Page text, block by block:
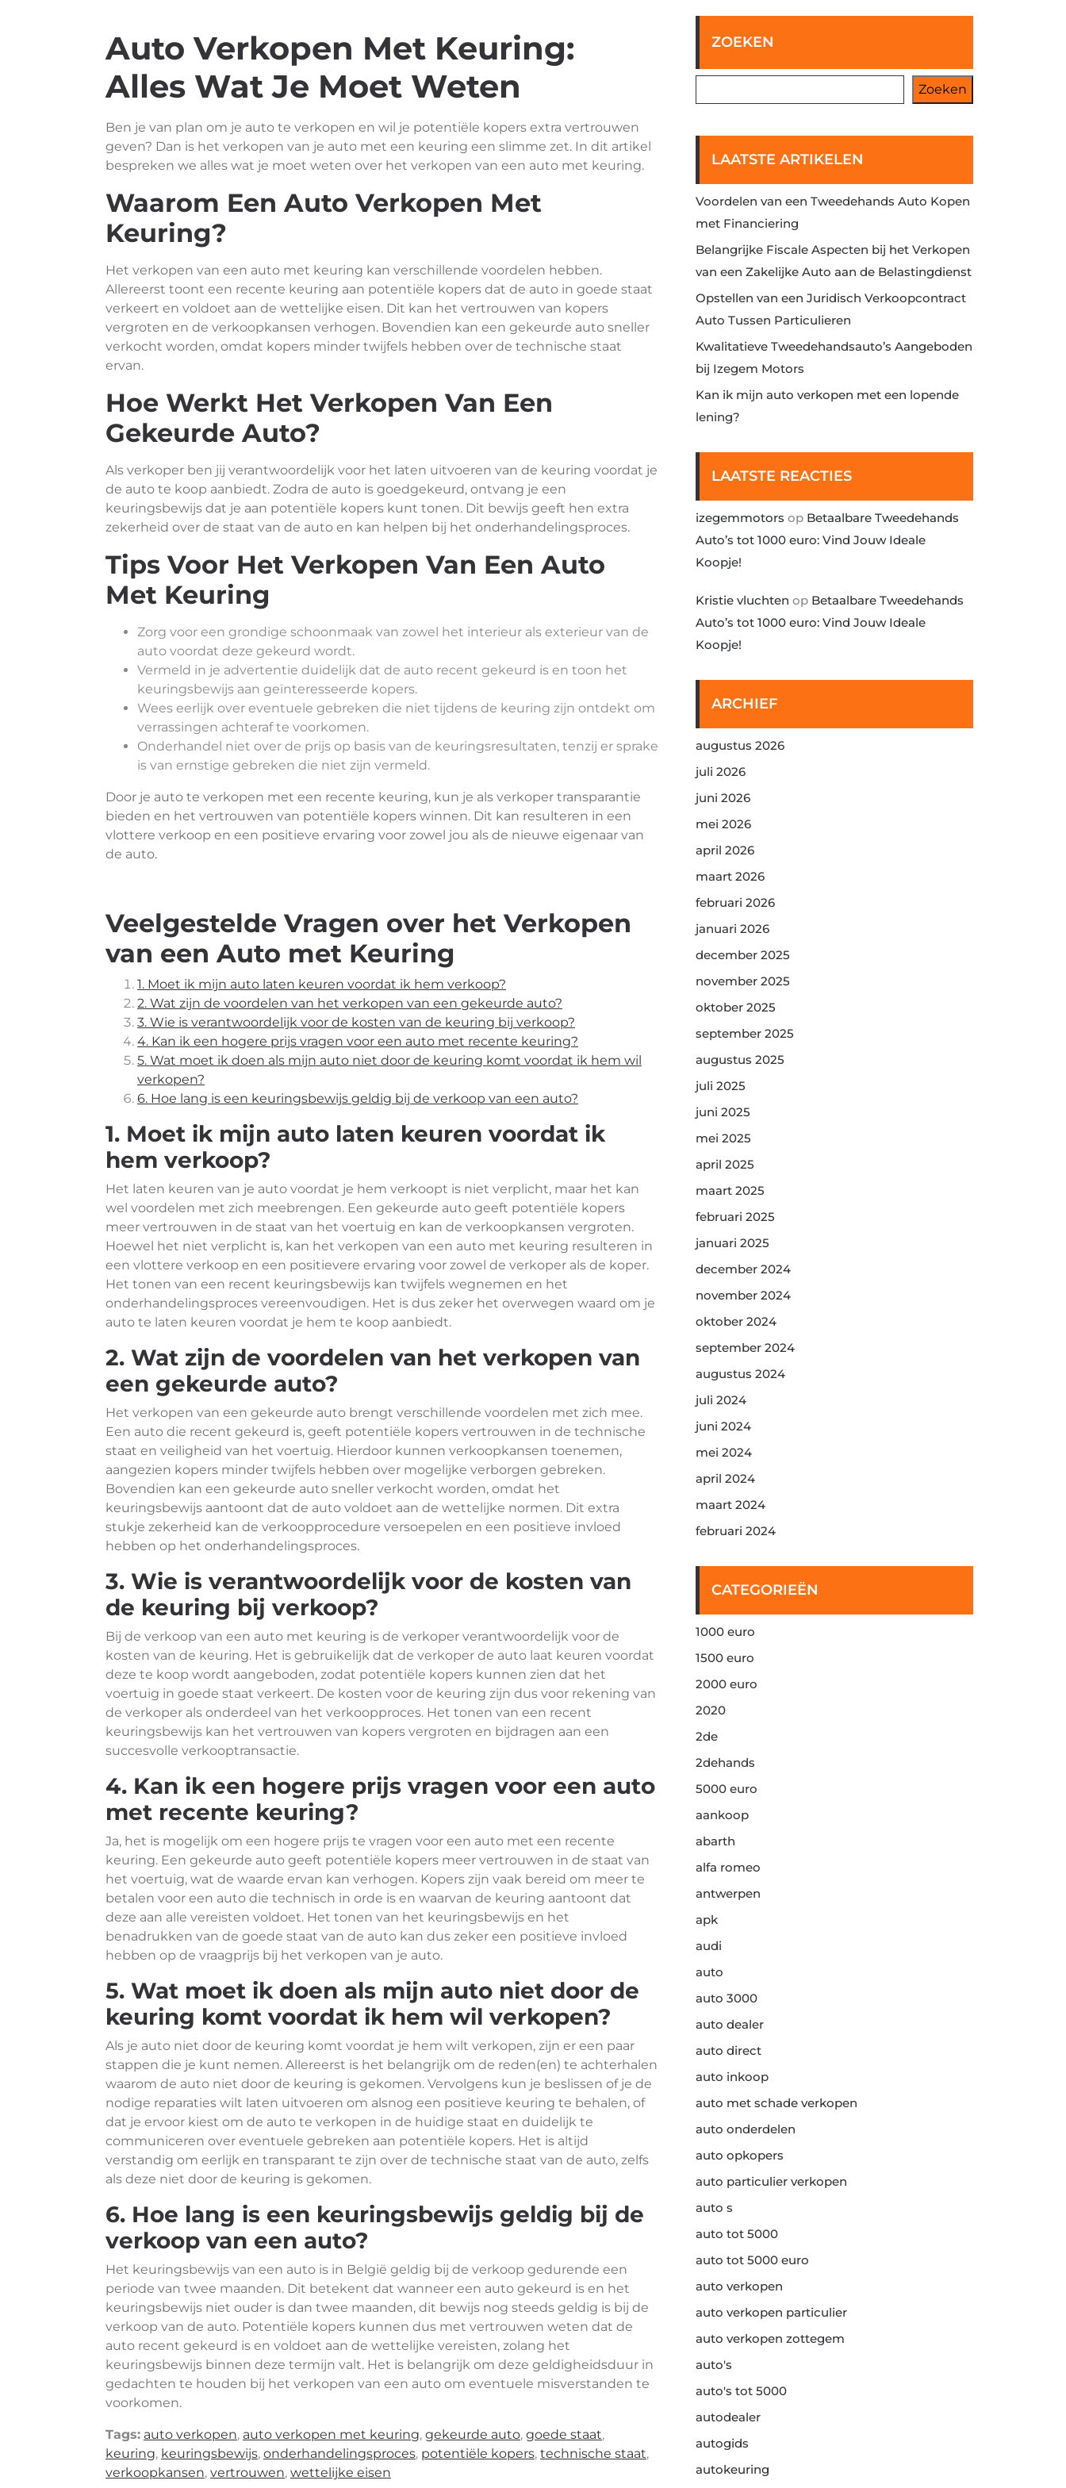
Auto Verkopen Met Keuring:
Alles Wat Je Moet Weten
Ben je van plan om je auto te verkopen en wil je potentiële kopers extra vertrouwen
geven? Dan is het verkopen van je auto met een keuring een slimme zet. In dit artikel
bespreken we alles wat je moet weten over het verkopen van een auto met keuring.
Waarom Een Auto Verkopen Met
Keuring?
Het verkopen van een auto met keuring kan verschillende voordelen hebben.
Allereerst toont een recente keuring aan potentiële kopers dat de auto in goede staat
verkeert en voldoet aan de wettelijke eisen. Dit kan het vertrouwen van kopers
vergroten en de verkoopkansen verhogen. Bovendien kan een gekeurde auto sneller
verkocht worden, omdat kopers minder twijfels hebben over de technische staat
ervan.
Hoe Werkt Het Verkopen Van Een
Gekeurde Auto?
Als verkoper ben jij verantwoordelijk voor het laten uitvoeren van de keuring voordat je
de auto te koop aanbiedt. Zodra de auto is goedgekeurd, ontvang je een
keuringsbewijs dat je aan potentiële kopers kunt tonen. Dit bewijs geeft hen extra
zekerheid over de staat van de auto en kan helpen bij het onderhandelingsproces.
Tips Voor Het Verkopen Van Een Auto
Met Keuring
Zorg voor een grondige schoonmaak van zowel het interieur als exterieur van de
auto voordat deze gekeurd wordt.
Vermeld in je advertentie duidelijk dat de auto recent gekeurd is en toon het
keuringsbewijs aan geïnteresseerde kopers.
Wees eerlijk over eventuele gebreken die niet tijdens de keuring zijn ontdekt om
verrassingen achteraf te voorkomen.
Onderhandel niet over de prijs op basis van de keuringsresultaten, tenzij er sprake
is van ernstige gebreken die niet zijn vermeld.
Door je auto te verkopen met een recente keuring, kun je als verkoper transparantie
bieden en het vertrouwen van potentiële kopers winnen. Dit kan resulteren in een
vlottere verkoop en een positieve ervaring voor zowel jou als de nieuwe eigenaar van
de auto.
Veelgestelde Vragen over het Verkopen
van een Auto met Keuring
1. Moet ik mijn auto laten keuren voordat ik hem verkoop?
2. Wat zijn de voordelen van het verkopen van een gekeurde auto?
3. Wie is verantwoordelijk voor de kosten van de keuring bij verkoop?
4. Kan ik een hogere prijs vragen voor een auto met recente keuring?
5. Wat moet ik doen als mijn auto niet door de keuring komt voordat ik hem wil
verkopen?
6. Hoe lang is een keuringsbewijs geldig bij de verkoop van een auto?
1. Moet ik mijn auto laten keuren voordat ik
hem verkoop?
Het laten keuren van je auto voordat je hem verkoopt is niet verplicht, maar het kan
wel voordelen met zich meebrengen. Een gekeurde auto geeft potentiële kopers
meer vertrouwen in de staat van het voertuig en kan de verkoopkansen vergroten.
Hoewel het niet verplicht is, kan het verkopen van een auto met keuring resulteren in
een vlottere verkoop en een positievere ervaring voor zowel de verkoper als de koper.
Het tonen van een recent keuringsbewijs kan twijfels wegnemen en het
onderhandelingsproces vereenvoudigen. Het is dus zeker het overwegen waard om je
auto te laten keuren voordat je hem te koop aanbiedt.
2. Wat zijn de voordelen van het verkopen van
een gekeurde auto?
Het verkopen van een gekeurde auto brengt verschillende voordelen met zich mee.
Een auto die recent gekeurd is, geeft potentiële kopers vertrouwen in de technische
staat en veiligheid van het voertuig. Hierdoor kunnen verkoopkansen toenemen,
aangezien kopers minder twijfels hebben over mogelijke verborgen gebreken.
Bovendien kan een gekeurde auto sneller verkocht worden, omdat het
keuringsbewijs aantoont dat de auto voldoet aan de wettelijke normen. Dit extra
stukje zekerheid kan de verkoopprocedure versoepelen en een positieve invloed
hebben op het onderhandelingsproces.
3. Wie is verantwoordelijk voor de kosten van
de keuring bij verkoop?
Bij de verkoop van een auto met keuring is de verkoper verantwoordelijk voor de
kosten van de keuring. Het is gebruikelijk dat de verkoper de auto laat keuren voordat
deze te koop wordt aangeboden, zodat potentiële kopers kunnen zien dat het
voertuig in goede staat verkeert. De kosten voor de keuring zijn dus voor rekening van
de verkoper als onderdeel van het verkoopproces. Het tonen van een recent
keuringsbewijs kan het vertrouwen van kopers vergroten en bijdragen aan een
succesvolle verkooptransactie.
4. Kan ik een hogere prijs vragen voor een auto
met recente keuring?
Ja, het is mogelijk om een hogere prijs te vragen voor een auto met een recente
keuring. Een gekeurde auto geeft potentiële kopers meer vertrouwen in de staat van
het voertuig, wat de waarde ervan kan verhogen. Kopers zijn vaak bereid om meer te
betalen voor een auto die technisch in orde is en waarvan de keuring aantoont dat
deze aan alle vereisten voldoet. Het tonen van het keuringsbewijs en het
benadrukken van de goede staat van de auto kan dus zeker een positieve invloed
hebben op de vraagprijs bij het verkopen van je auto.
5. Wat moet ik doen als mijn auto niet door de
keuring komt voordat ik hem wil verkopen?
Als je auto niet door de keuring komt voordat je hem wilt verkopen, zijn er een paar
stappen die je kunt nemen. Allereerst is het belangrijk om de reden(en) te achterhalen
waarom de auto niet door de keuring is gekomen. Vervolgens kun je beslissen of je de
nodige reparaties wilt laten uitvoeren om alsnog een positieve keuring te behalen, of
dat je ervoor kiest om de auto te verkopen in de huidige staat en duidelijk te
communiceren over eventuele gebreken aan potentiële kopers. Het is altijd
verstandig om eerlijk en transparant te zijn over de technische staat van de auto, zelfs
als deze niet door de keuring is gekomen.
6. Hoe lang is een keuringsbewijs geldig bij de
verkoop van een auto?
Het keuringsbewijs van een auto is in België geldig bij de verkoop gedurende een
periode van twee maanden. Dit betekent dat wanneer een auto gekeurd is en het
keuringsbewijs niet ouder is dan twee maanden, dit bewijs nog steeds geldig is bij de
verkoop van de auto. Potentiële kopers kunnen dus met vertrouwen weten dat de
auto recent gekeurd is en voldoet aan de wettelijke vereisten, zolang het
keuringsbewijs binnen deze termijn valt. Het is belangrijk om deze geldigheidsduur in
gedachten te houden bij het verkopen van een auto om eventuele misverstanden te
voorkomen.
Tags: auto verkopen, auto verkopen met keuring, gekeurde auto, goede staat,
keuring, keuringsbewijs, onderhandelingsproces, potentiële kopers, technische staat,
verkoopkansen, vertrouwen, wettelijke eisen
ZOEKEN
Zoeken
LAATSTE ARTIKELEN
Voordelen van een Tweedehands Auto Kopen
met Financiering
Belangrijke Fiscale Aspecten bij het Verkopen
van een Zakelijke Auto aan de Belastingdienst
Opstellen van een Juridisch Verkoopcontract
Auto Tussen Particulieren
Kwalitatieve Tweedehandsauto’s Aangeboden
bij Izegem Motors
Kan ik mijn auto verkopen met een lopende
lening?
LAATSTE REACTIES
izegemmotors op Betaalbare Tweedehands
Auto’s tot 1000 euro: Vind Jouw Ideale
Koopje!
Kristie vluchten op Betaalbare Tweedehands
Auto’s tot 1000 euro: Vind Jouw Ideale
Koopje!
ARCHIEF
augustus 2026
juli 2026
juni 2026
mei 2026
april 2026
maart 2026
februari 2026
januari 2026
december 2025
november 2025
oktober 2025
september 2025
augustus 2025
juli 2025
juni 2025
mei 2025
april 2025
maart 2025
februari 2025
januari 2025
december 2024
november 2024
oktober 2024
september 2024
augustus 2024
juli 2024
juni 2024
mei 2024
april 2024
maart 2024
februari 2024
CATEGORIEËN
1000 euro
1500 euro
2000 euro
2020
2de
2dehands
5000 euro
aankoop
abarth
alfa romeo
antwerpen
apk
audi
auto
auto 3000
auto dealer
auto direct
auto inkoop
auto met schade verkopen
auto onderdelen
auto opkopers
auto particulier verkopen
auto s
auto tot 5000
auto tot 5000 euro
auto verkopen
auto verkopen particulier
auto verkopen zottegem
auto's
auto's tot 5000
autodealer
autogids
autokeuring